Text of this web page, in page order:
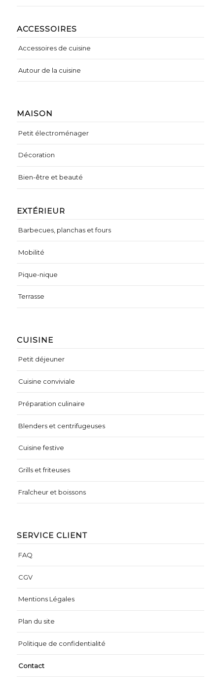
CUISINE
Petit déjeuner
Cuisine conviviale
Préparation culinaire
Blenders et centrifugeuses
Cuisine festive
Grills et friteuses
Fraîcheur et boissons
MAISON
Petit électroménager
Décoration
Bien-être et beauté
EXTÉRIEUR
Barbecues, planchas et fours
Mobilité
Pique-nique
Terrasse
ACCESSOIRES
Accessoires de cuisine
Autour de la cuisine
SERVICE CLIENT
FAQ
CGV
Mentions Légales
Plan du site
Politique de confidentialité
Contact